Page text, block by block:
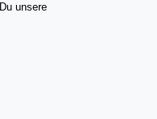
unsere